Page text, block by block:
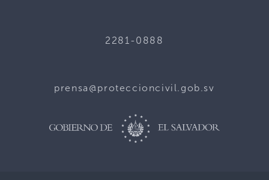
2281-0888
prensa@proteccioncivil.gob.sv